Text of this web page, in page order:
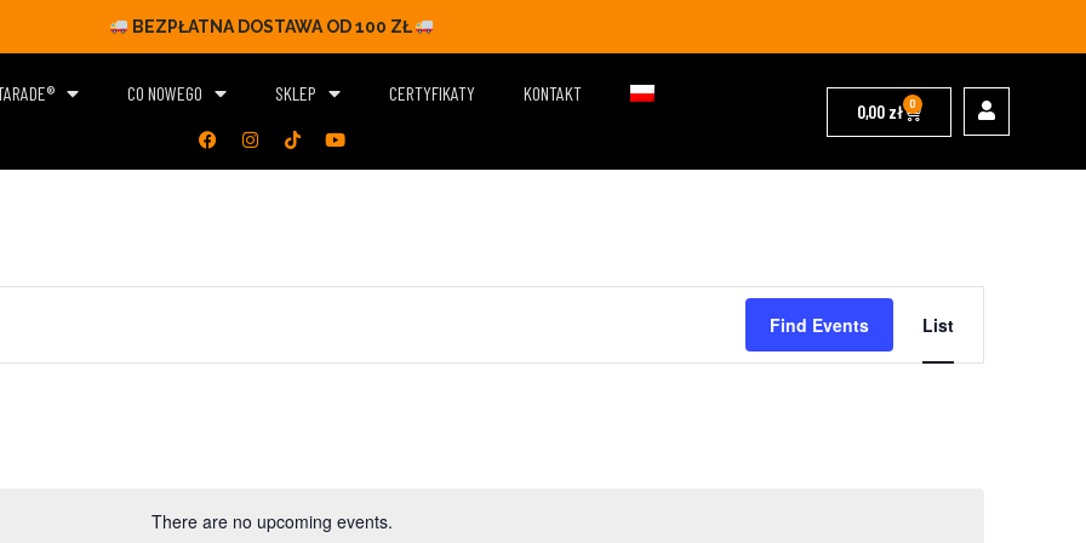
BEZPŁATNA DOSTAWA OD 100 ZŁ
CO NOWEGO SKLEP CERTYFIKATY KONTAKT
0,00 zł 0
There are no upcoming events.
Find Events
Views
Navigation
List